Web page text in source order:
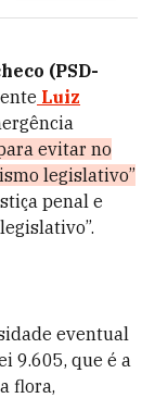
(PSD-
Luiz
evitar no
legislativo”
penal e
eventual
9.605, que é a
flora,